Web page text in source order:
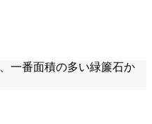
一番面積の多い緑簾石か